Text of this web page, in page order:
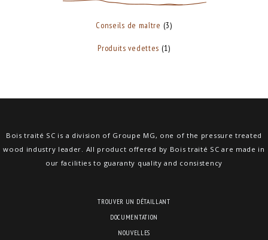
Conseils de maître (3)
Produits vedettes (1)
Bois traité SC is a division of Groupe MG, one of the pressure treated
wood industry leader. All product offered by Bois traité SC are made in
our facilities to guaranty quality and consistency
TROUVER UN DÉTAILLANT
DOCUMENTATION
NOUVELLES